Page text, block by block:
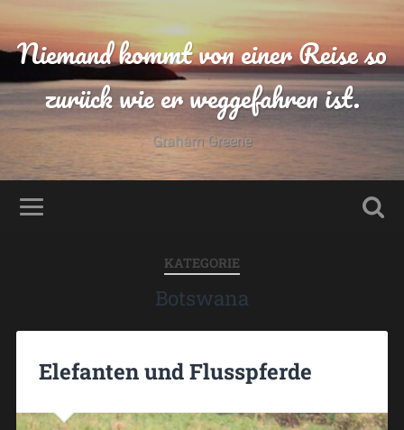
Niemand kommt von einer Reise so
zurück wie er weggefahren ist.
Graham Greene
KATEGORIE
Botswana
Elefanten und Flusspferde